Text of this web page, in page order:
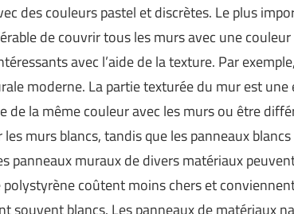
des couleurs pastel et discrètes. Le plus
de couvrir tous les murs avec une
avec l’aide de la texture. Par
moderne. La partie texturée du mur est une
de la même couleur avec les murs ou être
murs blancs, tandis que les panneaux
panneaux muraux de divers matériaux
polystyrène coûtent moins chers et